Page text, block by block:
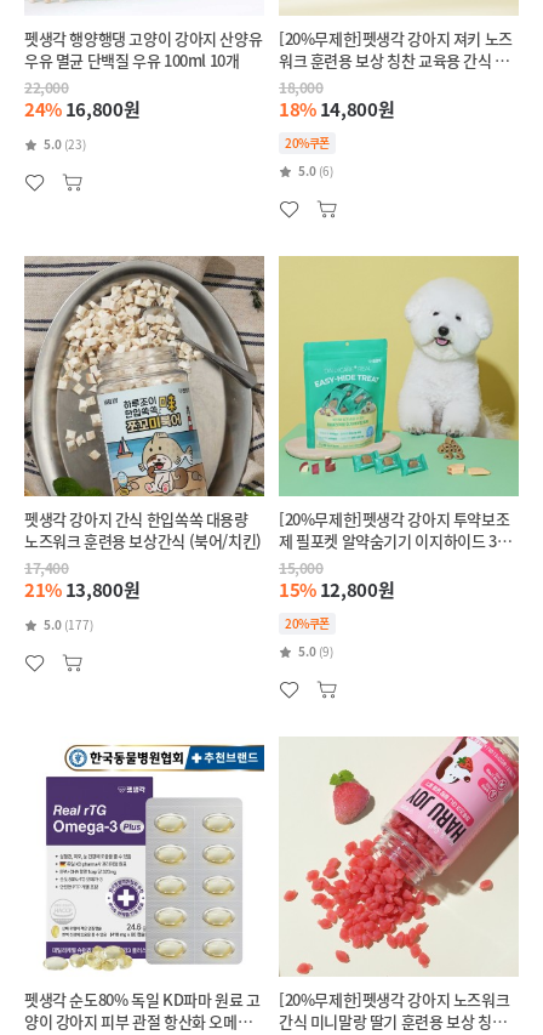
펫생각 행양행댕 고양이 강아지 산양유
우유 멸균 단백질 우유 100ml 10개
22,000
24%16,800원
5.0 (23)
[20%무제한]펫생각 강아지 져키 노즈
워크 훈련용 보상 칭찬 교육용 간식 황
태 트릿 (황태/소고기)
18,000
18%14,800원
20%쿠폰
5.0 (6)
펫생각 강아지 간식 한입쏙쏙 대용량
노즈워크 훈련용 보상간식 (북어/치킨)
17,400
21%13,800원
5.0 (177)
[20%무제한]펫생각 강아지 투약보조
제 필포켓 알약숨기기 이지하이드 30개
입
15,000
15%12,800원
20%쿠폰
5.0 (9)
펫생각 순도80% 독일 KD파마 원료 고
양이 강아지 피부 관절 항산화 오메가3
[20%무제한]펫생각 강아지 노즈워크
간식 미니말랑 딸기 훈련용 보상 칭찬